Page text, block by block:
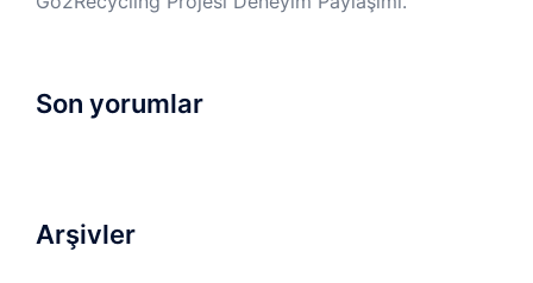
Son yorumlar
Arşivler